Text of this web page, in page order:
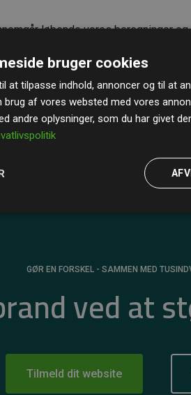
løbende vores beregninger
for
200% af medlemmernes
GØR EN FORSKEL - SAMMEN MED
ved at
Tilmeld dit website
bruger cookies
at tilpasse indhold, annoncer og til at
brug af vores websted med vores
andre oplysninger, som du har givet